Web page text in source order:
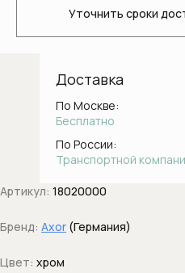
Светильники для ванной
Стаканы и держатели
Боковые форсунки
Артикул: 18020000
Бренд: Axor (Германия)
Цвет: хром
Уточнить сроки
Доставка
По Москве:
Бесплатно
По России:
Транспортной